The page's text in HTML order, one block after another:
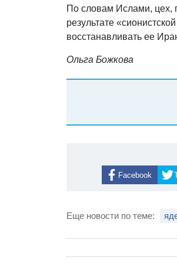
По словам Ислами, цех,
результате
восстанавливать ее
Ольга Божкова
Facebook
Еще новости по теме: